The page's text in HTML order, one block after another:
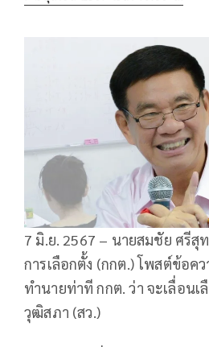
7 มิ.ย. 2567 – นายสมชัย ศรีสุ
การเลือกตั้ง (กกต.) โพสต์ข้อค
ทำนายท่าที กกต. ว่า จะเลื่อน
วุฒิสภา (สว.)